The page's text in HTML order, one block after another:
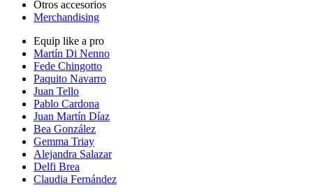
Otros accesorios
Merchandising
Equip like a pro
Martín Di Nenno
Fede Chingotto
Paquito Navarro
Juan Tello
Pablo Cardona
Juan Martín Díaz
Bea González
Gemma Triay
Alejandra Salazar
Delfi Brea
Claudia Fernández